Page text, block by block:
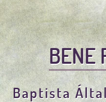
BENE
Baptista